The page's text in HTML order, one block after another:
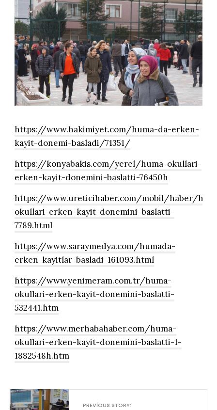
https://www.hakimiyet.com/huma-da-erken-
kayit-donemi-basladi/71351/
https://konyabakis.com/yerel/huma-okullari-
erken-kayit-donemini-baslatti-76450h
https://www.ureticihaber.com/mobil/haber/
okullari-erken-kayit-donemini-baslatti-
7789.html
https://www.saraymedya.com/humada-
erken-kayitlar-basladi-161093.html
https://www.yenimeram.com.tr/huma-
okullari-erken-kayit-donemini-baslatti-
532441.htm
https://www.merhabahaber.com/huma-
okullari-erken-kayit-donemini-baslatti-1-
1882548h.htm
PREVIOUS STORY: